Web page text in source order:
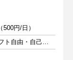
円/日）
週1日以上 1日4時間以上 シフト自由・自己申告